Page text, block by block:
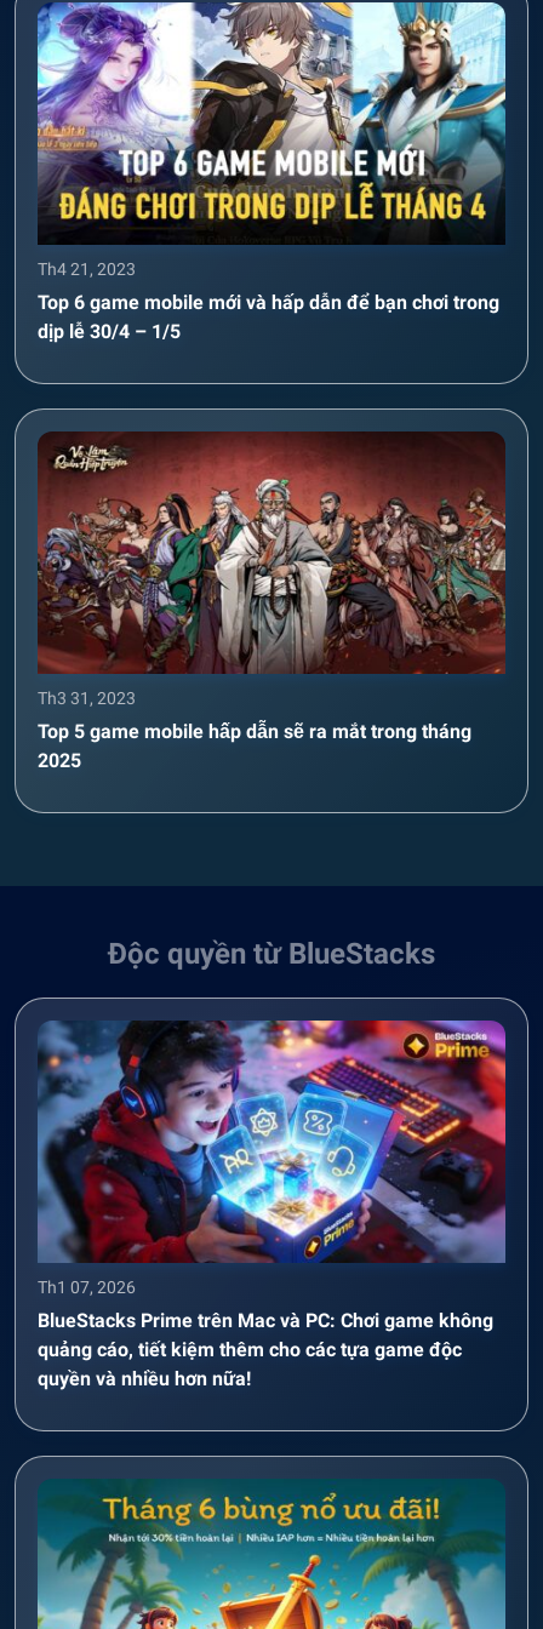
Th4 21, 2023
Top 6 game mobile mới và hấp dẫn để bạn chơi trong
dịp lễ 30/4 – 1/5
Th3 31, 2023
Top 5 game mobile hấp dẫn sẽ ra mắt trong tháng
2025
Độc quyền từ BlueStacks
Th1 07, 2026
BlueStacks Prime trên Mac và PC: Chơi game không
quảng cáo, tiết kiệm thêm cho các tựa game độc
quyền và nhiều hơn nữa!